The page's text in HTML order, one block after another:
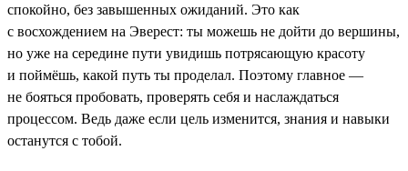
спокойно, без завышенных ожиданий. Это как
с восхождением на Эверест: ты можешь не дойти до вершины,
но уже на середине пути увидишь потрясающую красоту
и поймёшь, какой путь ты проделал. Поэтому главное —
не бояться пробовать, проверять себя и наслаждаться
процессом. Ведь даже если цель изменится, знания и навыки
останутся с тобой.